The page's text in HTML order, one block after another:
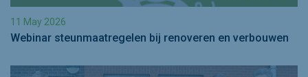
11 May 2026
Webinar steunmaatregelen bij renoveren en verbouwen